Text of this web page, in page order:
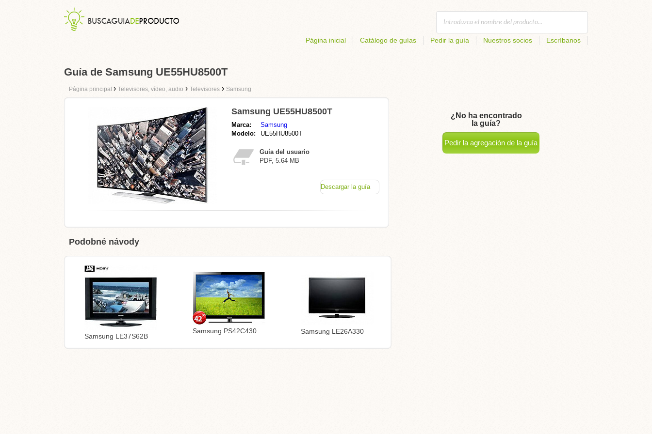
Página inicial Catálogo de guías Pedir la guía Nuestros socios Escríbanos
Guía de Samsung UE55HU8500T
Página principal › Televisores, vídeo, audio › Televisores › Samsung
Samsung UE55HU8500T
Marca:
Samsung
Modelo:
UE55HU8500T
Guía del usuario
PDF, 5.64 MB
Descargar la guía
Podobné návody
Samsung LE37S62B
Samsung PS42C430 Samsung LE26A330
¿No ha encontrado
la guía?
Pedir la agregación de la guía